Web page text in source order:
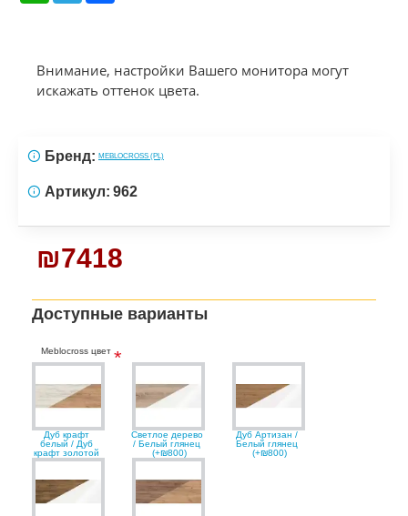
Внимание, настройки Вашего монитора могут
искажать оттенок цвета.
₪7418
Бренд: MEBLOCROSS (PL)
Артикул: 962
Доступные варианты
Meblocross цвет
Дуб крафт
белый / Дуб
крафт золотой
Светлое дерево
/ Белый глянец
(+₪800)
Дуб Артизан /
Белый глянец
(+₪800)